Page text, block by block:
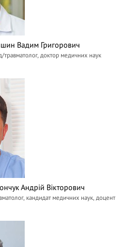
Вадим Григорович
травматолог, доктор медичних наук
Андрій Вікторович
кандидат медичних наук, доцент